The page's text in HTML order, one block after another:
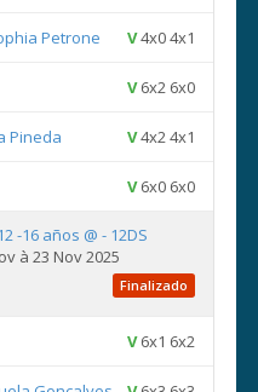
Petrone V4x0 4x1
V6x2 6x0
Pineda V4x2 4x1
V6x0 6x0
-16 años @ - 12DS
à 23 Nov 2025
Finalizado
V6x1 6x2